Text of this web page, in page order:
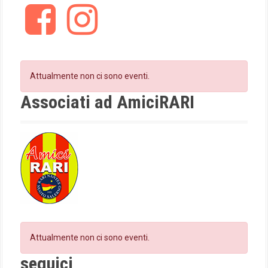
F
c
k
a
m
Attualmente non ci sono eventi.
Associati ad AmiciRARI
Attualmente non ci sono eventi.
seguici